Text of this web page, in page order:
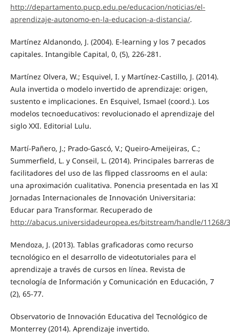
http://departamento.pucp.edu.pe/educacion/noticias/el-
aprendizaje-autonomo-en-la-educacion-a-distancia/.
Martínez Aldanondo, J. (2004). E-learning y los 7 pecados
capitales. Intangible Capital, 0, (5), 226-281.
Martínez Olvera, W.; Esquivel, I. y Martínez-Castillo, J. (2014).
Aula invertida o modelo invertido de aprendizaje: origen,
sustento e implicaciones. En Esquivel, Ismael (coord.). Los
modelos tecnoeducativos: revolucionado el aprendizaje del
siglo XXI. Editorial Lulu.
Martí-Pañero, J.; Prado-Gascó, V.; Queiro-Ameijeiras, C.;
Summerfield, L. y Conseil, L. (2014). Principales barreras de
facilitadores del uso de las flipped classrooms en el aula:
una aproximación cualitativa. Ponencia presentada en las XI
Jornadas Internacionales de Innovación Universitaria:
Educar para Transformar. Recuperado de
http://abacus.universidadeuropea.es/bitstream/handle/11268/
Mendoza, J. (2013). Tablas graficadoras como recurso
tecnológico en el desarrollo de videotutoriales para el
aprendizaje a través de cursos en línea. Revista de
tecnología de Información y Comunicación en Educación, 7
(2), 65-77.
Observatorio de Innovación Educativa del Tecnológico de
Monterrey (2014). Aprendizaje invertido.